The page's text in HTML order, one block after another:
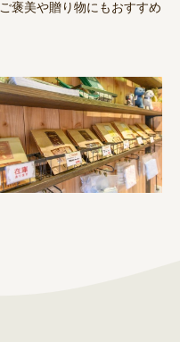
褒美や贈り物にもおすすめ